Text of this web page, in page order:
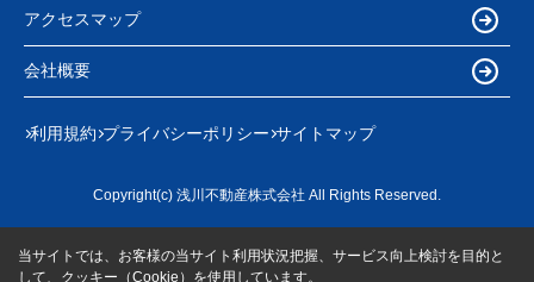
アクセスマップ
会社概要
利用規約 プライバシーポリシー サイトマップ
Copyright(c) 浅川不動産株式会社 All Rights Reserved.
当サイトでは、お客様の当サイト利用状況把握、サービス向上検討を目的と
して、クッキー（Cookie）を使用しています。